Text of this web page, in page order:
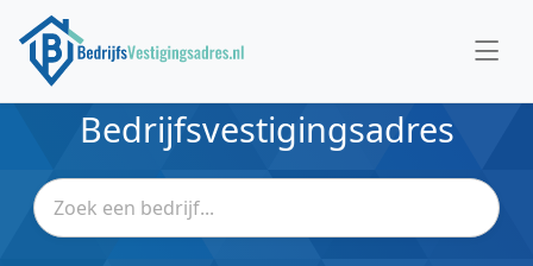
Bedrijfsvestigingsadres